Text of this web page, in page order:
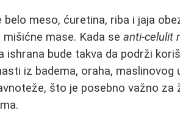
meso, ćuretina, riba i jaja
mišićne mase. Kada seanti-celulit
ishrana bude takva da podrži
iz badema, oraha, maslinovog
što je posebno važno za